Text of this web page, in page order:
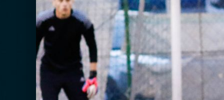
PROGRAMUL
PROGRAMUL
PROGRAMUL
PROGRAMUL